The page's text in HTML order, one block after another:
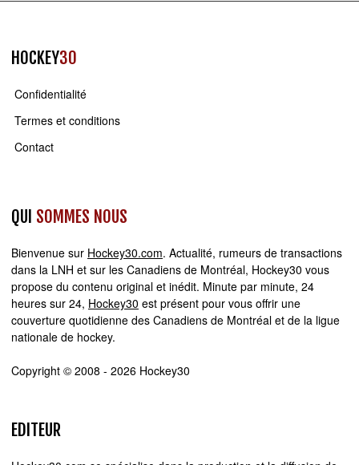
HOCKEY30
Confidentialité
Termes et conditions
Contact
QUI SOMMES NOUS
Bienvenue sur Hockey30.com. Actualité, rumeurs de transactions
dans la LNH et sur les Canadiens de Montréal, Hockey30 vous
propose du contenu original et inédit. Minute par minute, 24
heures sur 24, Hockey30 est présent pour vous offrir une
couverture quotidienne des Canadiens de Montréal et de la ligue
nationale de hockey.
Copyright © 2008 - 2026 Hockey30
EDITEUR